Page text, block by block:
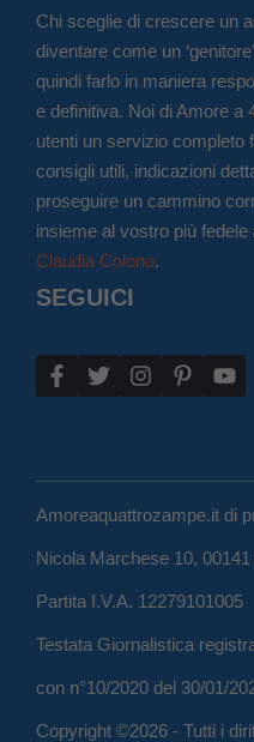
Chi sceglie di crescere un
diventare come un
quindi farlo in maniera
e definitiva. Noi di Amore a
utenti un servizio completo
consigli utili, indicazioni
proseguire un cammino
insieme al vostro più
Claudia Colono.
SEGUICI
Amoreaquattrozampe.it di
Nicola Marchese 10,
Partita I.V.A. 12279101005
Testata Giornalistica
con n°10/2020 del 30/01/
Copyright ©2026 - Tutti i